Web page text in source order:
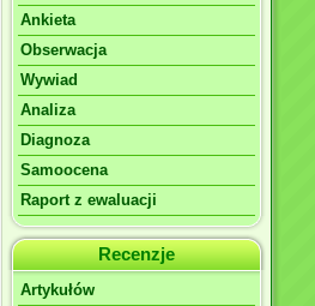
Ankieta
Obserwacja
Wywiad
Analiza
Diagnoza
Samoocena
Raport z ewaluacji
Recenzje
Artykułów